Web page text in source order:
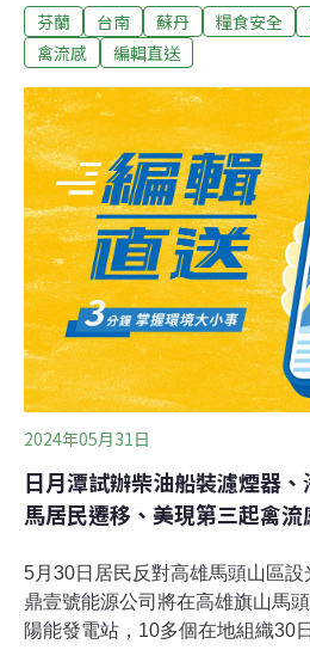
種也不用移除。農業部林業署也
單看，研究者也沒建議禁止種植
續 將加速籌備子法台南市議會26
永續城市管理自治條例」，市府
邁向淨零關鍵，將加速籌備自治
減碳邁向淨零永續。（中央社報
芬蘭 台南 蘇丹 糧食安全
禽流感
編輯直送
2024年05月31日
日月潭試辦柴油船裝濾煙器
馬居民遷移、美現第三起禽
5月30日居民反對高雄馬頭山區
鼎壹號能源公司將在高雄旗山馬
陽能發電站，10多個在地組織30